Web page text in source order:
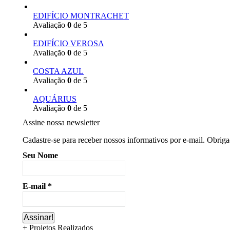
EDIFÍCIO MONTRACHET
Avaliação 0 de 5
EDIFÍCIO VEROSA
Avaliação 0 de 5
COSTA AZUL
Avaliação 0 de 5
AQUÁRIUS
Avaliação 0 de 5
Assine nossa newsletter
Cadastre-se para receber nossos informativos por e-mail.
Seu Nome
E-mail *
+ Projetos Realizados